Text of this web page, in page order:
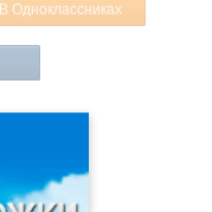
В Одноклассниках